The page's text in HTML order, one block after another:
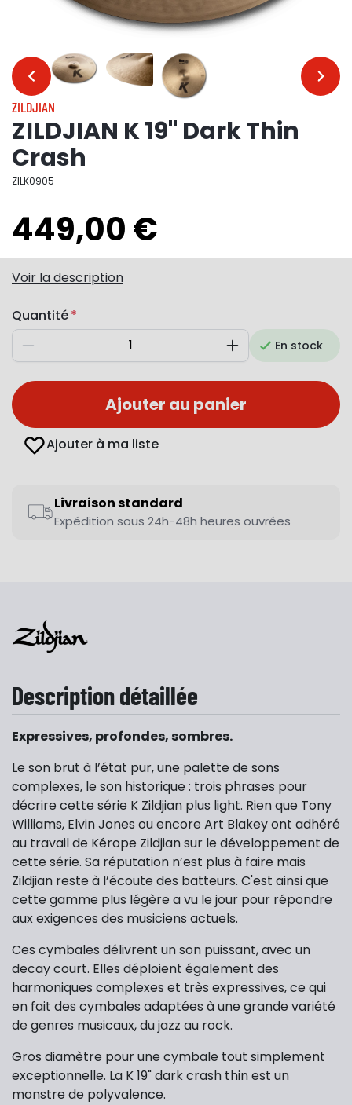
… …
ZILDJIAN
ZILDJIAN K 19" Dark Thin
Crash
ZILK0905
449,00 €
Voir la description
Quantité
Diminuer AugmenterEn stock
Ajouter au panier
Ajouter à ma liste
Livraison standard
Expédition sous 24h-48h heures ouvrées
Description détaillée
Expressives, profondes, sombres.
Le son brut à l’état pur, une palette de sons
complexes, le son historique : trois phrases pour
décrire cette série K Zildjian plus light. Rien que Tony
Williams, Elvin Jones ou encore Art Blakey ont adhéré
au travail de Kérope Zildjian sur le développement de
cette série. Sa réputation n’est plus à faire mais
Zildjian reste à l’écoute des batteurs. C'est ainsi que
cette gamme plus légère a vu le jour pour répondre
aux exigences des musiciens actuels.
Ces cymbales délivrent un son puissant, avec un
decay court. Elles déploient également des
harmoniques complexes et très expressives, ce qui
en fait des cymbales adaptées à une grande variété
de genres musicaux, du jazz au rock.
Gros diamètre pour une cymbale tout simplement
exceptionnelle. La K 19" dark crash thin est un
monstre de polyvalence.